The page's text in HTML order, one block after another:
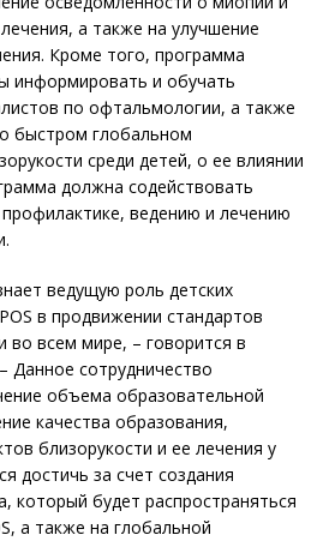
а также на улучшение
Кроме того, программа
информировать и обучать
по офтальмологии, а также
быстром глобальном
среди детей, о ее влиянии
должна содействовать
ведению и лечению
ведущую роль детских
в продвижении стандартов
во всем мире, – говорится в
Данное сотрудничество
объема образовательной
качества образования,
близорукости и ее лечения у
достичь за счет создания
который будет распространяться
а также на глобальной